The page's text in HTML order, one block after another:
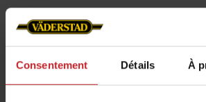
Consentement Détails À